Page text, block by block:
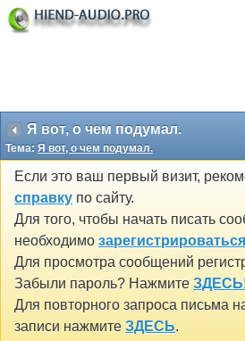
Я вот, о чем подумал.
Тема: Я вот, о чем подумал.
Если это ваш первый визит,
справку по сайту.
Для того, чтобы начать писать
необходимо
Для просмотра сообщений
Забыли пароль? Нажмите
Для повторного запроса письма
записи нажмите ЗДЕСЬ.